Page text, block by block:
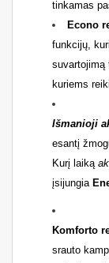
tinkamas
Econo
funkcijų,
suvartojimą
kuriems
Išmanioji
esantį
Kurį laiką
įsijungia
Komforto
srauto